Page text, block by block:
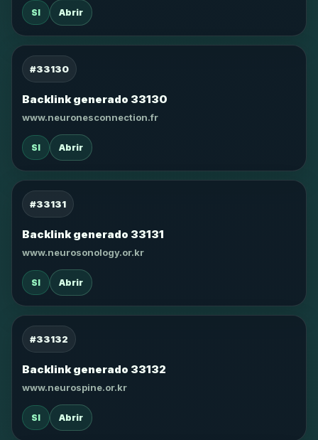
SI Abrir
#33130
Backlink generado 33130
www.neuronesconnection.fr
SI Abrir
#33131
Backlink generado 33131
www.neurosonology.or.kr
SI Abrir
#33132
Backlink generado 33132
www.neurospine.or.kr
SI Abrir